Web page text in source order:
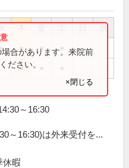
祝
● ●
●
合があります。来院前
ださい。
×閉じる
～16:30
～16:30)は外来受付を...
休暇